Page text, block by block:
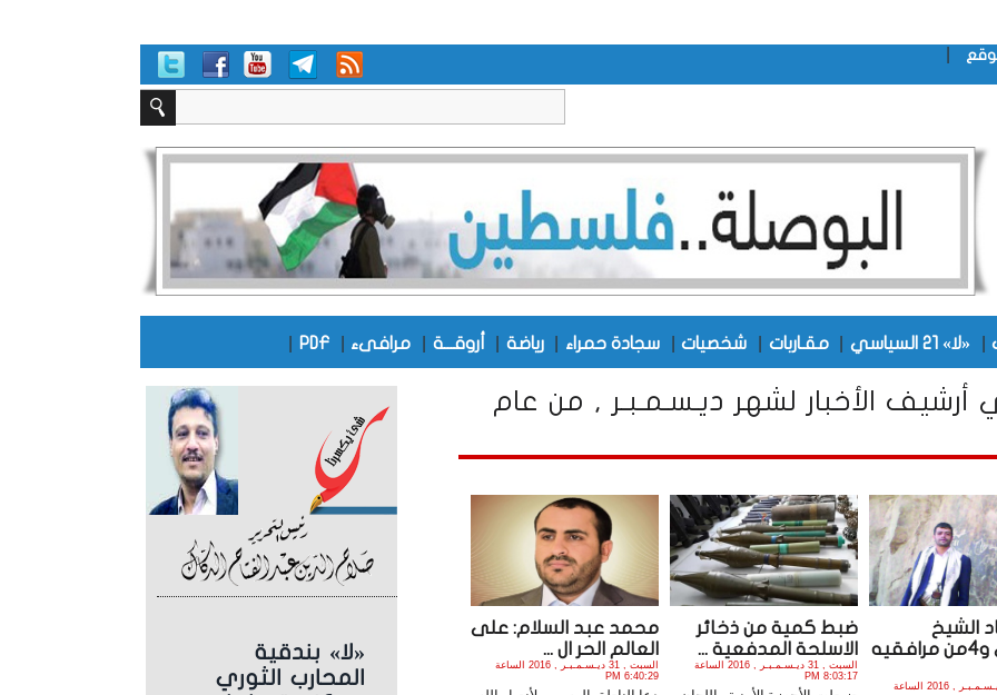
«لا» 21 السياسي مقـاربات شخصيات سجادة حمراء رياضة أروقـــة مرافىء PDF
«لا» بندقية
المحارب الثوري
أرشيف الأخبار لشهر ديـسـمـبـر , من عام
الشيخ
الشرفي و4من مرافقيه
السبت , 31 ديـسـمـبـر , 2016 الساعة
ضبط كمية من ذخائر
الاسلحة المدفعية ...
السبت , 31 ديـسـمـبـر , 2016 الساعة
8:03:17 PM
محمد عبد السلام: على
العالم الحر ال ...
السبت , 31 ديـسـمـبـر , 2016 الساعة
6:40:29 PM